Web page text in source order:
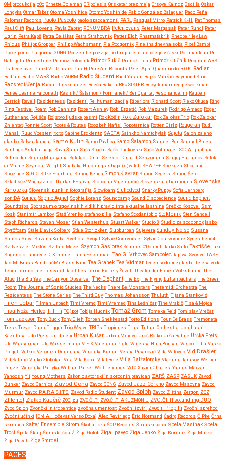
OM produkcija oOo Ornette Coleman OR poiesis Orsketer brez meja Orsoye Kaincz Oscilla Oskar
Longyka Otmar Taber Otoma Yoshihide Otomo Yoshihide Pablo González Balaguer Paco Peña
Palomar Records Paolo Pascolo paolo spaccamonti PARL Pasqual Mirro Patrick K.-H.
Pat Thomas
Paul Clift Paul Lovens Pavla Zabret PENUMBRA Peter Evans Peter Margasak Peter Rundl Peter
Ugrin Petra Kapš Petra Seliškar Petra Strahovnik Petter Eldh Pharmafabrik Pheobe riley Law
Phicus Philipp Gropper Philipp Wachsmann Pia Podgornik Pinelina dnevna soba Pixel Bambi
Pixxelpoint Platgorma GONG Podzemlje poezija po hrupu je hrup poletje v šiški Portmänteau Pr'
Gabrijelu Prime Time Primož Potočnik Primož Sukič Primož Trdan Primož Čučnik Program ARS
Psihedelavci Punkt.Vrt.Plastik PureH PureZen Records Péter Ajtai Quasimodo R.O.K.
Radian
Radiant Radio MARŠ Radio WORM Radio Študent Raed Yassin Rajko Muršič Raymond Strid
Razsrediščenja Računalniški muzej Rdeča Raketa RE#SISTER Recycleman reggie workman
Renée Jeanne Falconetti Resnik / Šalamon / Formanek / Ber Quartet Resonance.fm Reuben
Derrick Reveil Rezidentess Rezidenti Re_humanizacija Riberiora Richard Scott Rieko Okuda Ring
Ring Festival Roam Rob Canning Robert Ashley Robi Erzetič Rob Mazurek Rodrigo Amado Roger
Sutherland Rojišče Rojstvo ljudske pesmi Rok Košir Rok Zalokar Rok Zalokar Trio Rok Zalokar
Zhlehtet Ronnie Scott Roots & Routes Roozbeh Nafisi Ropotarnica Rotten Girlz Rouge-ah Rudi
Mahall Ruud Voesten rx:tx Sabine Ercklentz SAETA Sainkho Namtchylak Sajeta Salon za eno
glasbo Salwa Jaradat Samo Kutin Samo Pavlica Samo Šalamon Samuel Ber Samuel Blues
Santiago Astaburuaga Sava Šumi Saša Spačal Sašo Puckovski Sašo Vollmaier SCCA Ljubljana
Schroeder Seijiro Murayama Selektor Dinar Selektor Dinarid Senzorama Sergej Harlamov Setola
di Maiale Seymour Wright Shabaka Hutchings shape(s)witch SHAPE+ Shekuza Shoe and
Shoelace SIGIC Silke Eberhard Simon Kenda Simon Klavžar Simon Segers Simon Šerc
Skladišče/Magazzino LIbertas FEstival Slobodan Valentinčič Slovenska filharmonija Slovenska
Kinoteka Slovenski punk in fotografija Slowfoam Sluhodvod Snarky Puppy Sofia Jernberg
son:DA Sonica Sophie Agnel Sophie Lorenz Soundcamp Sound Disobedience Sound Explicit
Soundtrips Sporazum o trgovinskih vidikih pravic intelektualne lastnine Srečko Kosovel Ssm
Kosk Stanimir Lambov Staš Vrenko stefano pilla Stefano Scodanibbio Steklenik Sten Sandell
Steph Richards Steven Moser Stian Westerhus Stuart Walker Studio 8 Studio za sodobno glasbo
Styröfoam Ståle Liavik Solberg Ståle Storløkken Subburben Sujevera Sunday Noise Susana
Santos Silva Suzana Kajba Svetlost Svojat Sylvie Courvoisier Sylvie Courvosiere Synesthetic4
Szilveszter Miklós Szilárd Mezei Szymon Gasiorek Séamus O'Donnell Taiko Saito Taktišče Taku
Sugimoto Tancrède D. Kummer Tanja Feichtmair Tao G. Vrhovec Sambolec Tapiwa Svosve TASF
Tač-Mi Brass Band TačMi Brass Band Tea Grahek Tea Vidmar Teden sodobne glasbe Telesa vode
Tepih Terraformer research facilities Terrie Ex Tery Žeželj Theater der Freien Volksbühne The
Attic The Big Yes The Canyon Observer The Elephant The Ex The Flying Luttenbachers The Green
Room The Journal of Sonic Studies The Necks There Be Monsters Theremidi Orchestra The
Rezidentess The Stone Series The Third Guy Thomas Johansson Thuluth Tijana Stanković
Tilen Lebar Tilman Urbach Timi Vremc Timi Vremec Tina Lešničar Tine Vrabič Tisa & Mojca
Tisa Neža Herlec TiTiTi TO)pot Tobija Hudnik Tomaž Grom Tomeka Reid Tomislav Vrečar
Tom Jackson Tony Buck Tony Elieh Torben Snekkestad Torto Editions Tour De Brass Tremoneta
Tresk Trevor Dunn Trigger Trio Weave TRIPs Tropiques Trus! Tututu Orchestra Uchihashi
Kazuhisa Udo Preis Umdhlebi Urban Kušar Urban Mihevc Uroš Rojko Urša Rahne Urška Preis
Ute Wasserman Ute Wassermann V-F-X Valentina Prete Vanessa Nina Borsan Vasco Trilla Vasko
Pregelj Velkro Veronika Dintinjana Veronika Kumar Vesna Pisarovič Vida Vatovec Vid Drašler
Vid Salmič Vinko Globokar Vira Vita Kobal Vital Role Vitja Balžalorsky Vladimir Tarasov Werner
Penzel Weronika Partyka William Parker Wolf Lepenies WTO Xavier Charles Yannis Maizan
Yanoosh Yii Young Mothers Zakon o avtorski in sorodnih pravicah ZARŠ ZASP ZASUK Zavod
Bunker Zavod Carnica Zavod Cona Zavod GONG Zavod Jazz Cerkno Zavod Masovna Zavod
Murmur Zavod P.A.R.A.S.I.T.E. Zavod Radio Študent Zavod Sploh Zavod Zlitina Zergon ZEZ
Zhlehtet Zlatko Kaučič ZOC zu ZVO.ČI.TI ZVO.ČI.TI AKUZMONIJ ZVO.ČI.TI so.und.ing DUO
Zvod Sploh Zvončki in trobentice zvočna umentost Zvočni izviri Zvočni Prepihi Zvočni sprehod
Zvočni učinki [Dré A. Hočevar Verso Doxa] Àlex Reviriego Éric Normand Čadrg Records ČIPke Črna
skrinjica Šalter Ensemble Širom Škofja Loka ŠOP Records Španski borci Špela Mastnak Špela
Trošt Špela Škulj Šumski šču Ž Žiga Golob Žiga Ipavec Žiga Jenko Žiga Koritnik Žiga Murko
Žiga Pucelj Žiga Smrdel
PAGES